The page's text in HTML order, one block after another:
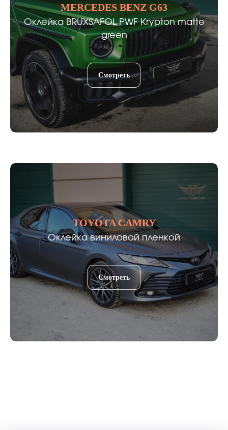
MERCEDES BENZ G63
Оклейка BRUXSAFOL PWF Krypton matte
green
Смотреть
TOYOTA CAMRY
Оклейка виниловой пленкой
Смотреть